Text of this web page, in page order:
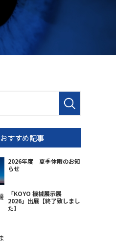
おすすめ記事
2026年度 夏季休暇のお知
らせ
「KOYO 機械展示展
2026」出展【終了致しまし
た】